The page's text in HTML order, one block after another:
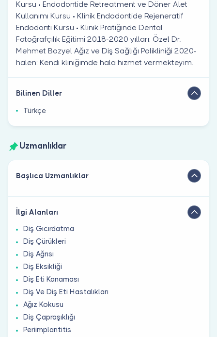
Kursu • Endodontide Retreatment ve Döner Alet
Kullanımı Kursu • Klinik Endodontide Rejeneratif
Endodonti Kursu • Klinik Pratiğinde Dental
Fotoğrafçılık Eğitimi 2018-2020 yılları: Özel Dr.
Mehmet Bozyel Ağız ve Diş Sağlığı Polikliniği 2020-
halen: Kendi kliniğimde hala hizmet vermekteyim.
Bilinen Diller
Türkçe
Uzmanlıklar
Başlıca Uzmanlıklar
İlgi Alanları
Diş Gıcırdatma
Diş Çürükleri
Diş Ağrısı
Diş Eksikliği
Diş Eti Kanaması
Diş Ve Diş Eti Hastalıkları
Ağız Kokusu
Diş Çapraşıklığı
Periimplantitis